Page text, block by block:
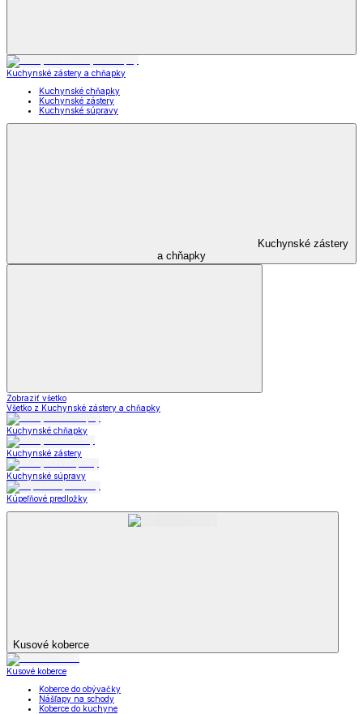
Kuchynské zástery a chňapky
Kuchynské chňapky
Kuchynské zástery
Kuchynské súpravy
Kuchynské zástery
a chňapky
Zobraziť všetko
Všetko z Kuchynské zástery a chňapky
Kuchynské chňapky
Kuchynské zástery
Kuchynské súpravy
Kúpeľňové predložky
Kusové koberce
Kusové koberce
Koberce do obývačky
Nášľapy na schody
Koberce do kuchyne